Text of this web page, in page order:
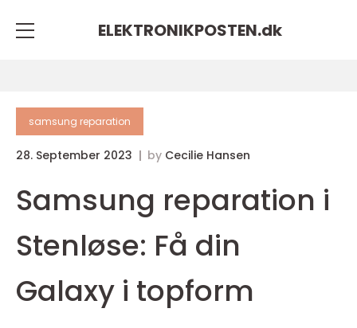
ELEKTRONIKPOSTEN.dk
samsung reparation
28. September 2023 by Cecilie Hansen
Samsung reparation i
Stenløse: Få din
Galaxy i topform